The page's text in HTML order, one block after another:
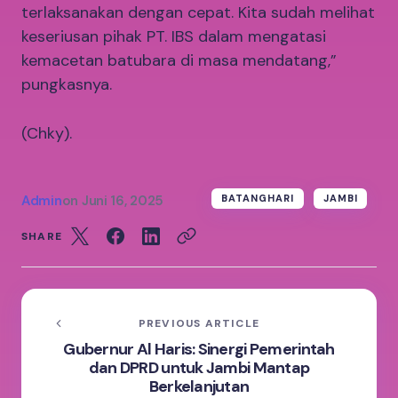
terlaksanakan dengan cepat. Kita sudah melihat
keseriusan pihak PT. IBS dalam mengatasi
kemacetan batubara di masa mendatang,”
pungkasnya.
(Chky).
Adminon Juni 16, 2025 BATANGHARI JAMBI
SHARE
PREVIOUS ARTICLE
Gubernur Al Haris: Sinergi Pemerintah
dan DPRD untuk Jambi Mantap
Berkelanjutan